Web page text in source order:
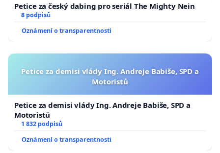
Petice za český dabing pro seriál The Mighty Nein
8 podpisů
Oznámení o transparentnosti
Petice za demisi vlády Ing. Andreje Babiše, SPD a
Motoristů
Petice za demisi vlády Ing. Andreje Babiše, SPD a
Motoristů
1 832 podpisů
Oznámení o transparentnosti